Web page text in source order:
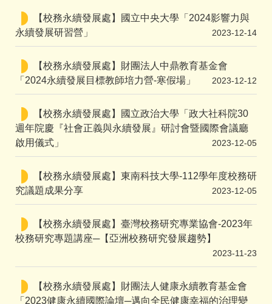
【校務永續發展處】國立中央大學「2024影響力與
永續發展研習營」
2023-12-14
【校務永續發展處】財團法人中鼎教育基金會
「2024永續發展目標教師培力營-寒假場」
2023-12-12
【校務永續發展處】國立政治大學「政大社科院30
週年院慶『社會正義與永續發展』研討會暨國際會議廳
啟用儀式」
2023-12-05
【校務永續發展處】東南科技大學-112學年度校務研
究議題成果分享
2023-12-05
【校務永續發展處】臺灣校務研究專業協會-2023年
校務研究專題講座─【亞洲校務研究發展趨勢】
2023-11-23
【校務永續發展處】財團法人健康永續教育基金會
「2023健康永續國際論壇─邁向全民健康幸福的治理變